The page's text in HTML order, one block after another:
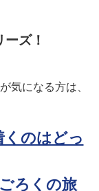
ズ！
気になる方は、
くのはどっ
ろくの旅